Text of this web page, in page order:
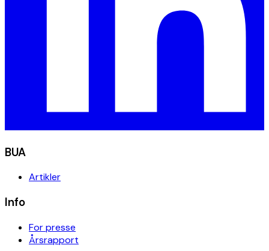
BUA
Artikler
Info
For presse
Årsrapport